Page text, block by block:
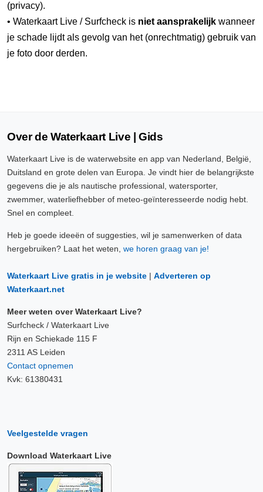
(privacy).
• Waterkaart Live / Surfcheck is niet aansprakelijk wanneer
je schade lijdt als gevolg van het (onrechtmatig) gebruik van
je foto door derden.
Over de Waterkaart Live | Gids
Waterkaart Live is de waterwebsite en app van Nederland, België,
Duitsland en grote delen van Europa. Je vindt hier de belangrijkste
gegevens die je als nautische professional, watersporter,
zwemmer, waterliefhebber of meteo-geïnteresseerde nodig hebt.
Snel en compleet.
Heb je goede ideeën of suggesties, wil je samenwerken of data
hergebruiken? Laat het weten, we horen graag van je!
Waterkaart Live gratis in je website | Adverteren op
Waterkaart.net
Meer weten over Waterkaart Live?
Surfcheck / Waterkaart Live
Rijn en Schiekade 115 F
2311 AS Leiden
Contact opnemen
Kvk: 61380431
Veelgestelde vragen
Download Waterkaart Live